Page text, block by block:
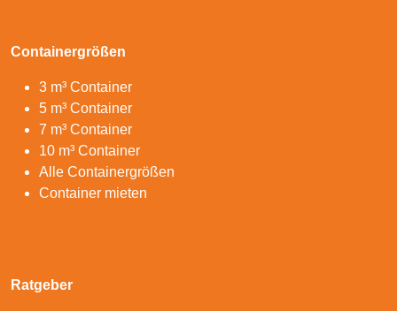
Containergrößen
3 m³ Container
5 m³ Container
7 m³ Container
10 m³ Container
Alle Containergrößen
Container mieten
Ratgeber